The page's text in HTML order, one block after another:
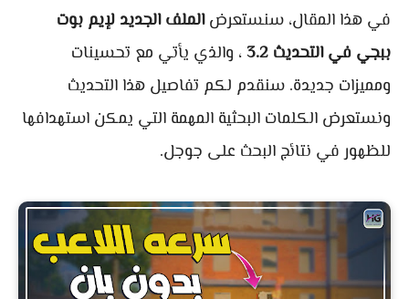
في هذا المقال، سنستعرضالملف الجديد لإيم بوت
ببجي في التحديث 3.2
، والذي يأتي مع تحسينات
ومميزات جديدة. سنقدم لكم تفاصيل هذا التحديث
ونستعرض الكلمات البحثية المهمة التي يمكن استهدافها
للظهور في نتائج البحث على جوجل.